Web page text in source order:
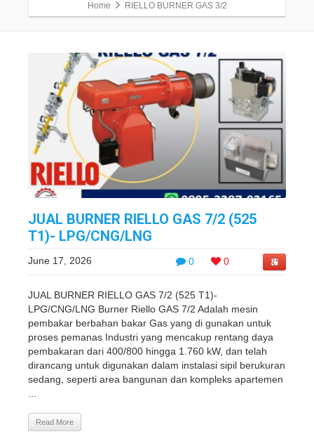
Home RIELLO BURNER GAS 3/2
JUAL BURNER RIELLO GAS 7/2 (525
T1)- LPG/CNG/LNG
0 0
June 17, 2026
JUAL BURNER RIELLO GAS 7/2 (525 T1)-
LPG/CNG/LNG Burner Riello GAS 7/2 Adalah mesin
pembakar berbahan bakar Gas yang di gunakan untuk
proses pemanas Industri yang mencakup rentang daya
pembakaran dari 400/800 hingga 1.760 kW, dan telah
dirancang untuk digunakan dalam instalasi sipil berukuran
sedang, seperti area bangunan dan kompleks apartemen
Read More